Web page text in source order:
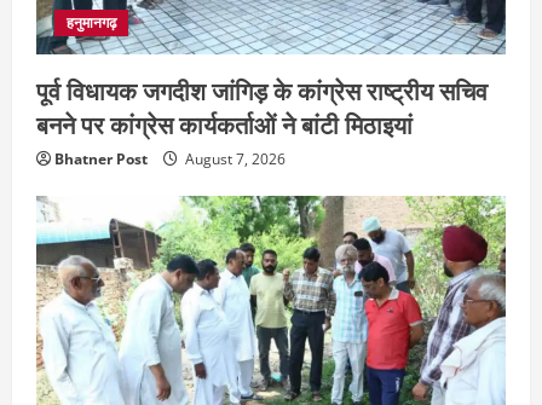
हनुमानगढ़
पूर्व विधायक जगदीश जांगिड़ के कांग्रेस राष्ट्रीय सचिव
बनने पर कांग्रेस कार्यकर्ताओं ने बांटी मिठाइयां
Bhatner Post August 7, 2026